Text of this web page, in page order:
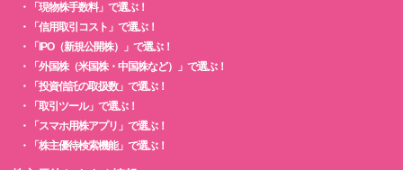
・
「現物株手数料」で選ぶ！
・
「信用取引コスト」で選ぶ！
・
「IPO（新規公開株）」で選ぶ！
・
「外国株（米国株・中国株など）」で選ぶ！
・
「投資信託の取扱数」で選ぶ！
・
「取引ツール」で選ぶ！
・
「スマホ用株アプリ」で選ぶ！
・
「株主優待検索機能」で選ぶ！